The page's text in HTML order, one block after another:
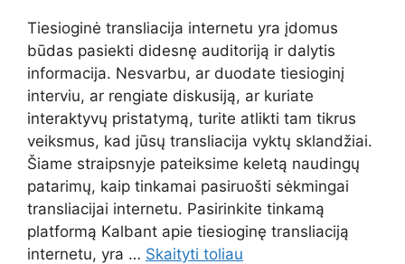
Tiesioginė transliacija internetu yra įdomus
būdas pasiekti didesnę auditoriją ir dalytis
informacija. Nesvarbu, ar duodate tiesioginį
interviu, ar rengiate diskusiją, ar kuriate
interaktyvų pristatymą, turite atlikti tam tikrus
veiksmus, kad jūsų transliacija vyktų sklandžiai.
Šiame straipsnyje pateiksime keletą naudingų
patarimų, kaip tinkamai pasiruošti sėkmingai
transliacijai internetu. Pasirinkite tinkamą
platformą Kalbant apie tiesioginę transliaciją
internetu, yra … Skaityti toliau